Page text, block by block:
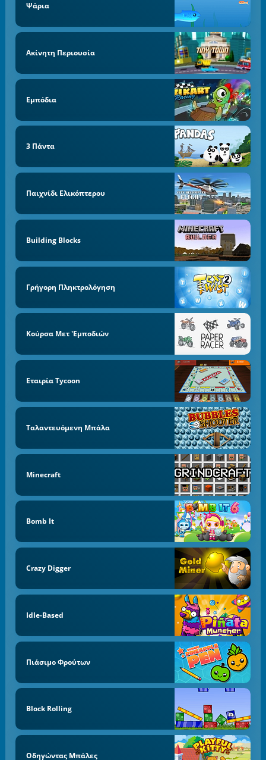
Ψάρια
Ακίνητη Περιουσία
Εμπόδια
3 Πάντα
Παιχνίδι Ελικόπτερου
Building Blocks
Γρήγορη Πληκτρολόγηση
Κούρσα Μετ 'εμποδιών
Εταιρία Tycoon
Ταλαντευόμενη Μπάλα
Minecraft
Bomb It
Crazy Digger
Idle-Based
Πιάσιμο Φρούτων
Block Rolling
Οδηγώντας Μπάλες